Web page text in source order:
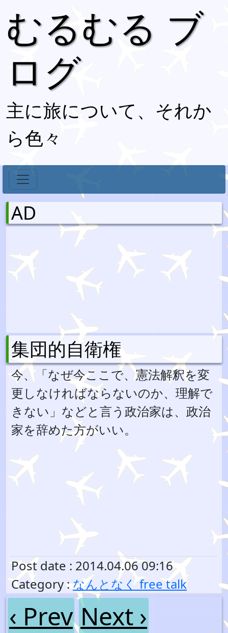
むるむる ブ
ログ
主に旅について、それか
ら色々
AD
集団的自衛権
今、「なぜ今ここで、憲法解釈を変
更しなければならないのか、理解で
きない」などと言う政治家は、政治
家を辞めた方がいい。
Post date : 2014.04.06 09:16
Category : なんとなく free talk
‹ Prev Next ›